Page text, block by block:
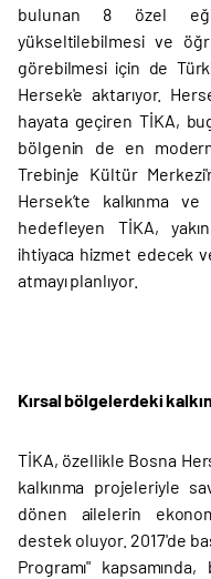
bulunan 8 özel
yükseltilebilmesi ve
görebilmesi için de
Hersek'e aktarıyor.
hayata geçiren TİKA,
bölgenin de en
Trebinje Kültür
Hersek’te kalkınma
hedefleyen TİKA,
ihtiyaca hizmet edecek
atmayı planlıyor.
Kırsal bölgelerdeki
TİKA, özellikle Bosna
kalkınma projeleriyle
dönen ailelerin
destek oluyor. 2017'de
Programı"